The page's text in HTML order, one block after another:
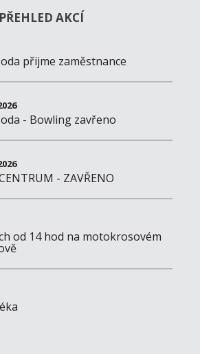
PŘEHLED AKCÍ
přijme zaměstnance
- Bowling zavřeno
- ZAVŘENO
od 14 hod na motokrosovém